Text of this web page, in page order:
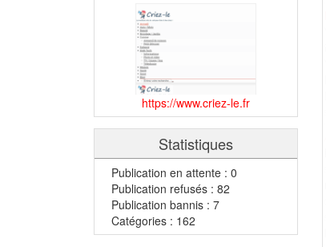
https://www.criez-le.fr
Statistiques
Publication en attente : 0
Publication refusés : 82
Publication bannis : 7
Catégories : 162